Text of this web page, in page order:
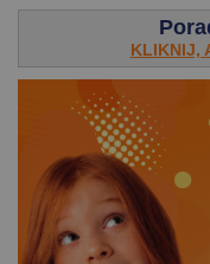
KLIKNIJ,